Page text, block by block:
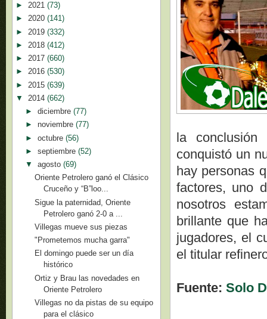
la conclusión
conquistó un
hay personas
factores, uno
nosotros
brillante que
jugadores, el
el titular
Fuente:Solo
► 2021 (73)
► 2020 (141)
► 2019 (332)
► 2018 (412)
► 2017 (660)
► 2016 (530)
► 2015 (639)
▼ 2014 (662)
► diciembre (77)
► noviembre (77)
► octubre (56)
► septiembre (52)
▼ agosto (69)
Oriente Petrolero ganó el Clásico
Cruceño y “B”loo...
Sigue la paternidad, Oriente
Petrolero ganó 2-0 a ...
Villegas mueve sus piezas
"Prometemos mucha garra"
El domingo puede ser un día
histórico
Ortiz y Brau las novedades en
Oriente Petrolero
Villegas no da pistas de su equipo
para el clásico